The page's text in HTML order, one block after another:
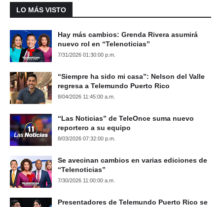
LO MÁS VISTO
Hay más cambios: Grenda Rivera asumirá
nuevo rol en “Telenoticias”
7/31/2026 01:30:00 p.m.
“Siempre ha sido mi casa”: Nelson del Valle
regresa a Telemundo Puerto Rico
8/04/2026 11:45:00 a.m.
“Las Noticias” de TeleOnce suma nuevo
reportero a su equipo
8/03/2026 07:32:00 p.m.
Se avecinan cambios en varias ediciones de
“Telenoticias”
7/30/2026 11:00:00 a.m.
Presentadores de Telemundo Puerto Rico se